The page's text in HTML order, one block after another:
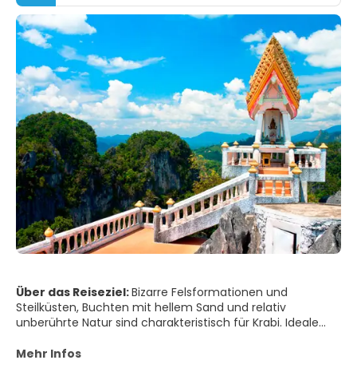
Über das Reiseziel:Bizarre Felsformationen und
Steilküsten, Buchten mit hellem Sand und relativ
unberührte Natur sind charakteristisch für Krabi. Ideale
und Tauchen findet man an der Küste und besonders auf
Mehr Infos